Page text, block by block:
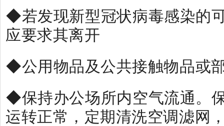
◆若发现新型冠状病毒感染的
应要求其离开
◆公用物品及公共接触物品或
◆保持办公场所内空气流通。
运转正常，定期清洗空调滤网